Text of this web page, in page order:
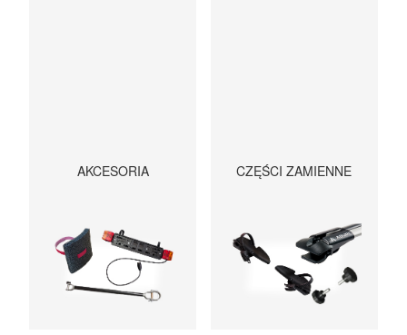
AKCESORIA CZĘŚCI ZAMIENNE